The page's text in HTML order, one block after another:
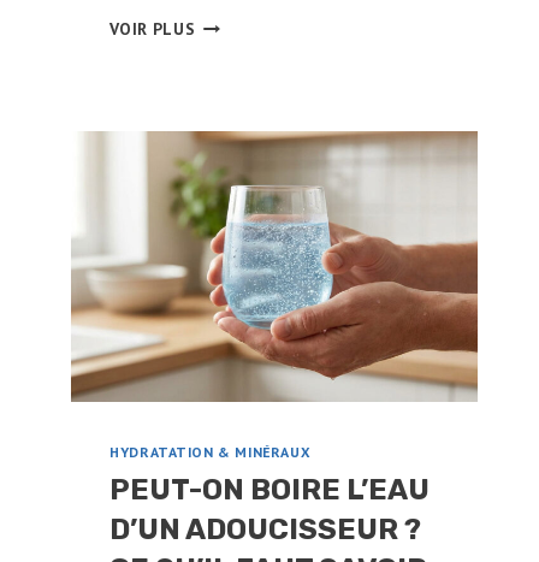
VOIR PLUS CHARBON
DANGER
RÉEL
OU
SOLUTION
POUR
VOTRE
SANTÉ
?
HYDRATATION & MINÉRAUX
PEUT-ON BOIRE L’EAU
D’UN ADOUCISSEUR ?